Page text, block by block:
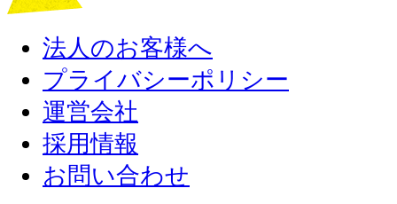
法人のお客様へ
プライバシーポリシー
運営会社
採用情報
お問い合わせ